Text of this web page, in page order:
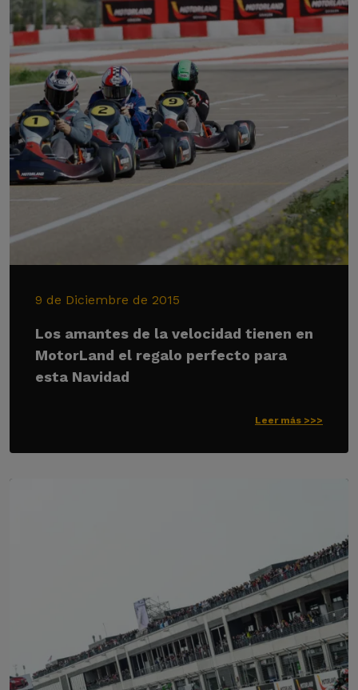
9 de Diciembre de 2015
Los amantes de la velocidad tienen en
MotorLand el regalo perfecto para
esta Navidad
Leer más >>>